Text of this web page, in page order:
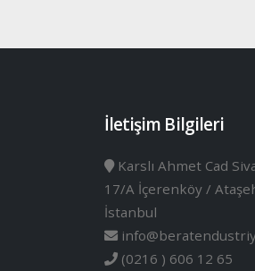
İletişim Bilgileri
Karslı Ahmet Cad
17/A İçerenköy /
İstanbul
(0216 ) 606 12 65